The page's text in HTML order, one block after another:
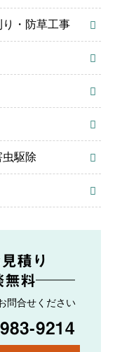
・防草工事
駆除
積り
無料
問合せください
9214